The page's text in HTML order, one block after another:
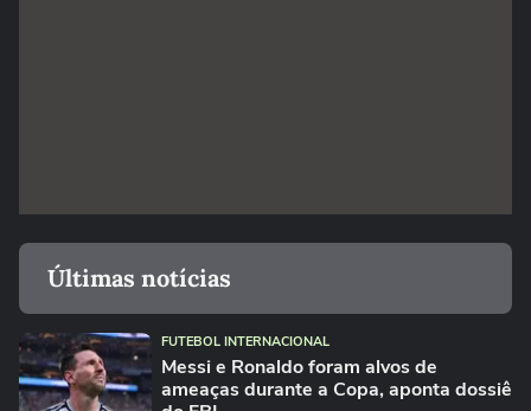
Últimas notícias
FUTEBOL INTERNACIONAL
Messi e Ronaldo foram alvos de
ameaças durante a Copa, aponta dossiê